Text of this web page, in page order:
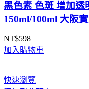
黑色素 色斑 增加透
150ml/100ml 大阪
NT$598
加入購物車
快速瀏覽